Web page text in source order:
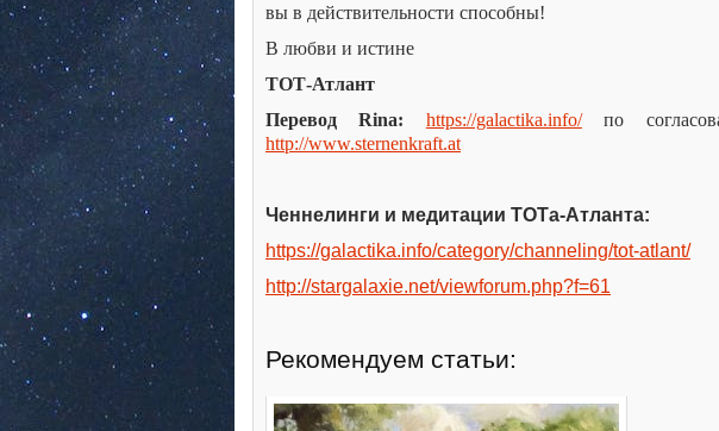
вы в действительности способны!
В любви и истине
ТОТ-Атлант
Перевод Rina:
https://galactika.info/по
http://www.sternenkraft.at
Ченнелинги и медитации ТОТа-Атланта:
https://galactika.info/category/channeling/tot-atlant/
http://stargalaxie.net/viewforum.php?f=61
Рекомендуем статьи: